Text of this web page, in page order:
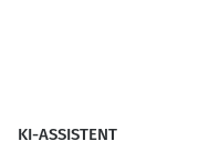
KI-ASSISTENT